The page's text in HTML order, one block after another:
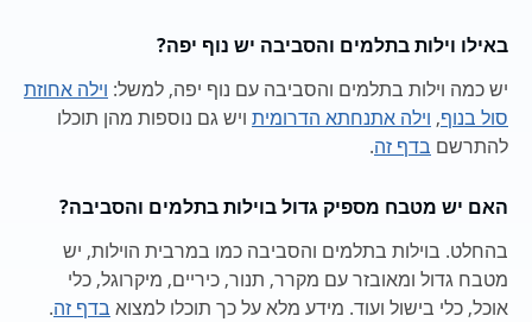
באילו וילות בתלמים והסביבה יש נוף יפה?
יש כמה וילות בתלמים והסביבה עם נוף יפה, למשל: וילה אחוזת
סול בנוף, וילה אתנחתא הדרומית ויש גם נוספות מהן תוכלו
להתרשם בדף זה.
האם יש מטבח מספיק גדול בוילות בתלמים והסביבה?
בהחלט. בוילות בתלמים והסביבה כמו במרבית הוילות, יש
מטבח גדול ומאובזר עם מקרר, תנור, כיריים, מיקרוגל, כלי
אוכל, כלי בישול ועוד. מידע מלא על כך תוכלו למצוא בדף זה.